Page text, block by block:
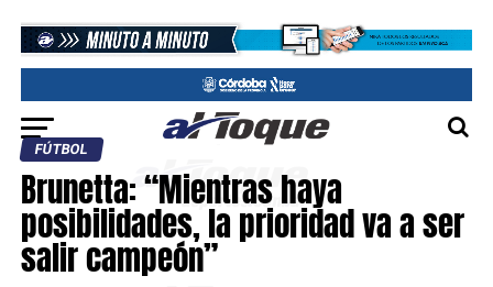
FÚTBOL
Brunetta: “Mientras haya
posibilidades, la prioridad va a ser
salir campeón”